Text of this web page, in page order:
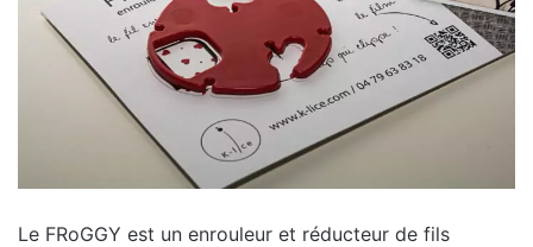
Le FRoGGY est un enrouleur et réducteur de fils